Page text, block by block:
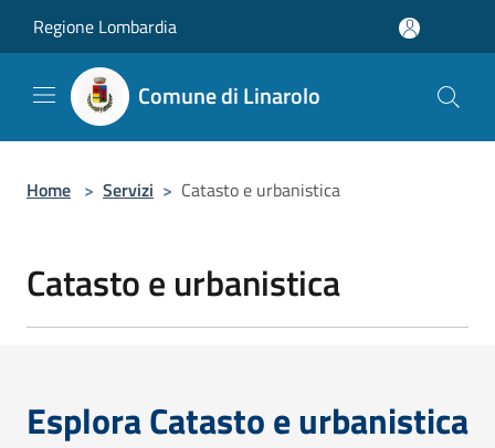
Regione Lombardia
Comune di Linarolo
Home > Servizi > Catasto e urbanistica
Catasto e urbanistica
Esplora Catasto e urbanistica